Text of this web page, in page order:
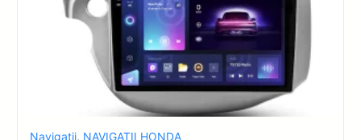
Navigatii, NAVIGATII HONDA